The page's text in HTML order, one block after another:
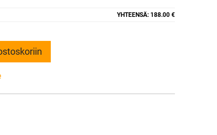
YHTEENSÄ: 188.00 €